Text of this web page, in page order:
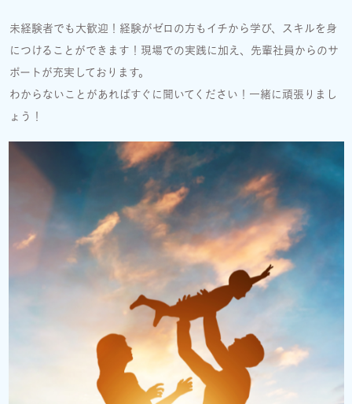
未経験者でも大歓迎！経験がゼロの方もイチから学び、スキルを身
につけることができます！現場での実践に加え、先輩社員からのサ
ポートが充実しております。
わからないことがあればすぐに聞いてください！一緒に頑張りまし
ょう！